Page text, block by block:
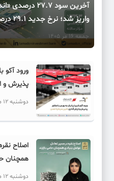
آخرین سود
واریز شد؛ نرخ جدید ۲۹.۱ درصد
جمعه 16 مر 1405
ورود آکو
پذیرش و
دوشنبه 12 مر 1405
اصلاح
همچنان
دوشنبه 12 مر 1405